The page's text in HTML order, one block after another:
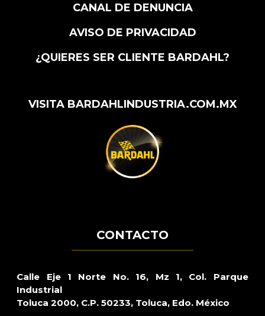
CANAL DE DENUNCIA
AVISO DE PRIVACIDAD
¿QUIERES SER CLIENTE BARDAHL?
VISITA BARDAHLINDUSTRIA.COM.MX
CONTACTO
Calle Eje 1 Norte No. 16, Mz 1, Col. Parque
Industrial
Toluca 2000, C.P. 50233, Toluca, Edo. México